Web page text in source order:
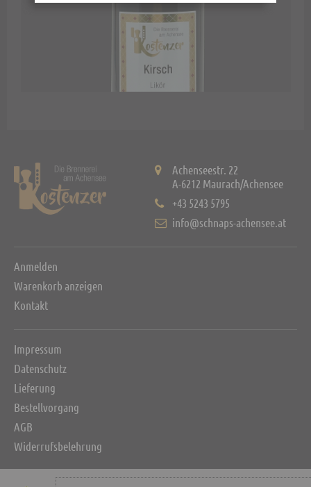
Achenseestr. 22
A-6212 Maurach/Achensee
+43 5243 5795
info@schnaps-achensee.at
Anmelden
Warenkorb anzeigen
Kontakt
Impressum
Datenschutz
Lieferung
Bestellvorgang
AGB
Widerrufsbelehrung